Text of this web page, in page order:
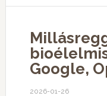
Google,
2026-01-26